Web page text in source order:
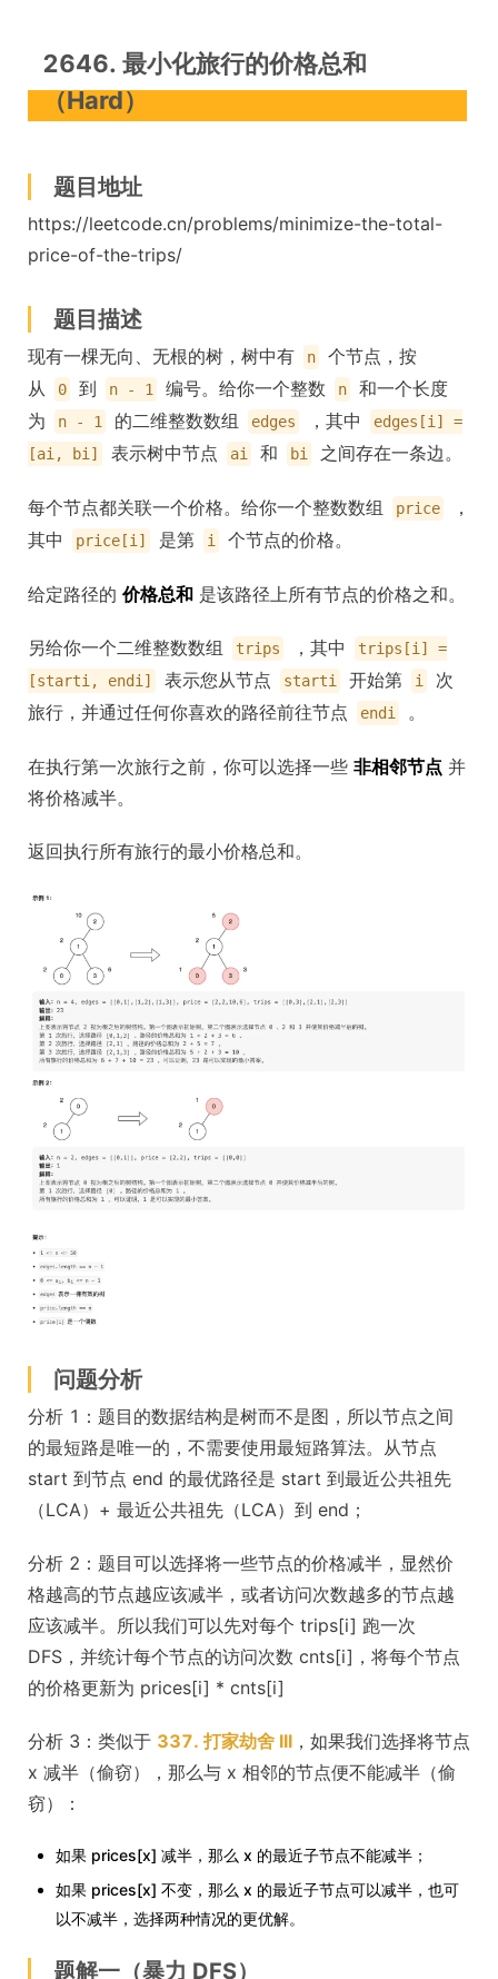
2646. 最小化旅行的价格总和
（Hard）
题目地址
https://leetcode.cn/problems/minimize-the-total-
price-of-the-trips/
题目描述
现有一棵无向、无根的树，树中有 n
个节点，按
从
0 到 n - 1 编号。给你一个整数 n
和一个长度
为
n - 1 的二维整数数组 edges ，其中
edges[i] =
[ai, bi]
表示树中节点 ai 和 bi 之间存在一条边。
每个节点都关联一个价格。给你一个整数数组 price
，
其中
price[i] 是第 i 个节点的价格。
给定路径的 价格总和 是该路径上所有节点的价格之和。
另给你一个二维整数数组 trips ，其中
trips[i] =
[starti, endi]
表示您从节点 starti 开始第 i
次
旅行，并通过任何你喜欢的路径前往节点
endi 。
在执行第一次旅行之前，你可以选择一些 非相邻节点 并
将价格减半。
返回执行所有旅行的最小价格总和。
问题分析
分析 1：题目的数据结构是树而不是图，所以节点之间
的最短路是唯一的，不需要使用最短路算法。从节点
start 到节点 end 的最优路径是 start 到最近公共祖先
（LCA）+ 最近公共祖先（LCA）到 end；
分析 2：题目可以选择将一些节点的价格减半，显然价
格越高的节点越应该减半，或者访问次数越多的节点越
应该减半。所以我们可以先对每个 trips[i] 跑一次
DFS，并统计每个节点的访问次数 cnts[i]，将每个节点
的价格更新为 prices[i] * cnts[i]
分析 3：类似于 337. 打家劫舍 III ，如果我们选择将节点
x 减半（偷窃），那么与 x 相邻的节点便不能减半（偷
窃）：
如果 prices[x] 减半，那么 x 的最近子节点不能减半；
如果 prices[x] 不变，那么 x 的最近子节点可以减半，也可
以不减半，选择两种情况的更优解。
题解一（暴力 DFS）